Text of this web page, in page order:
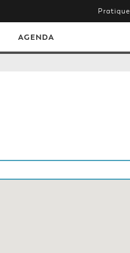
Pratique
AGENDA